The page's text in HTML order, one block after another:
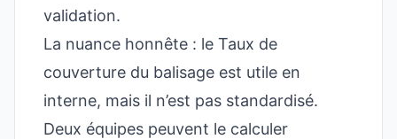
validation.
La nuance honnête : le Taux de
couverture du balisage est utile en
interne, mais il n’est pas standardisé.
Deux équipes peuvent le calculer